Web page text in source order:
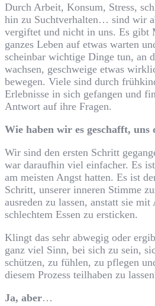
Durch Arbeit, Konsum, Stress,
hin zu Suchtverhalten… sind wir
vergiftet und nicht in uns. Es gibt
ganzes Leben auf etwas warten
scheinbar wichtige Dinge tun, an
wachsen, geschweige etwas
bewegen. Viele sind durch
Erlebnisse in sich gefangen und
Antwort auf ihre Fragen.
Wie haben wir es geschafft, uns
Wir sind den ersten Schritt
war daraufhin viel einfacher. Es
am meisten Angst hatten. Es ist
Schritt, unserer inneren Stimme
ausreden zu lassen, anstatt sie
schlechtem Essen zu ersticken.
Klingt das sehr abwegig oder
ganz viel Sinn, bei sich zu sein,
schützen, zu fühlen, zu pflegen
diesem Prozess teilhaben zu
Ja, aber…